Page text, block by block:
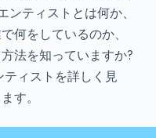
ティストとは何か、
何をしているのか、
法を知っていますか?
ィストを詳しく見
す。